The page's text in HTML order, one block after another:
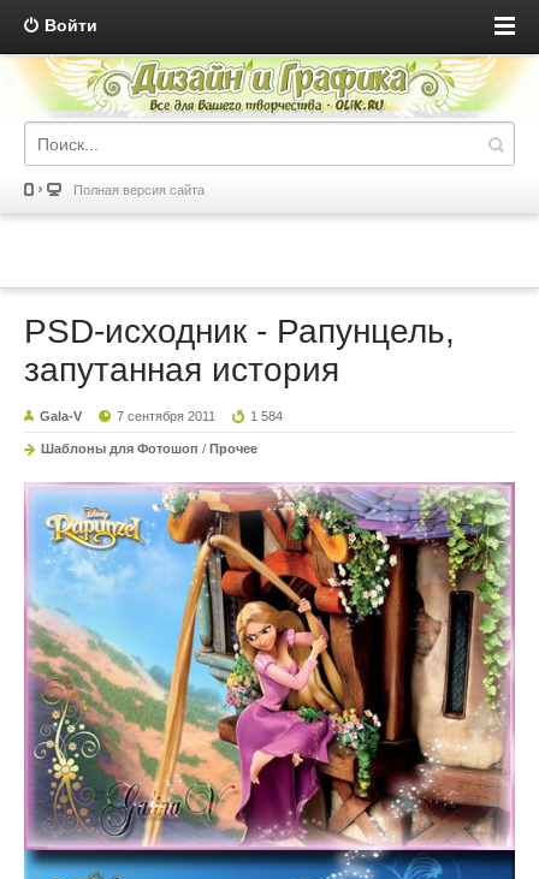
Войти
Полная версия сайта
PSD-исходник - Рапунцель,
запутанная история
Gala-V 7 сентября 2011 1 584
Шаблоны для Фотошоп / Прочее